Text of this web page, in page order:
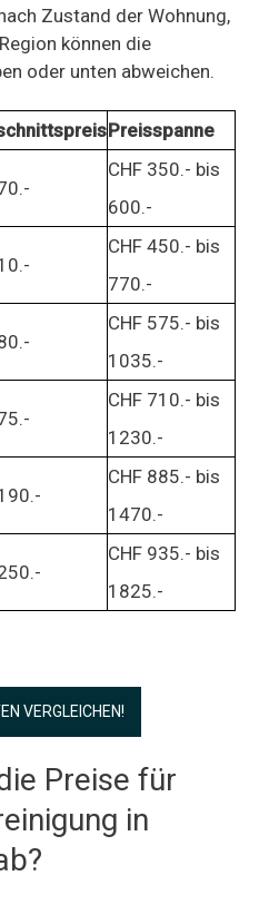
Zustand der Wohnung,
können die
oder unten abweichen.
Preisspanne
CHF 350.- bis
600.-
CHF 450.- bis
770.-
CHF 575.- bis
1035.-
CHF 710.- bis
1230.-
CHF 885.- bis
1470.-
CHF 935.- bis
1825.-
VERGLEICHEN!
Preise für
in